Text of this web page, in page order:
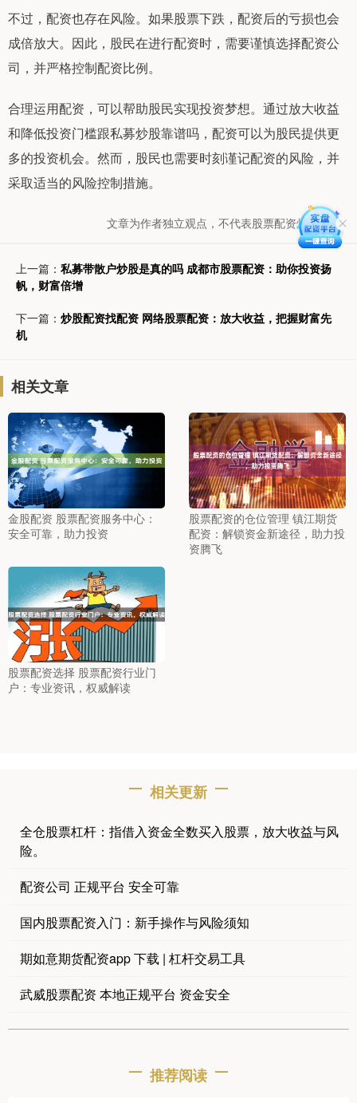
不过，配资也存在风险。如果股票下跌，配资后的亏损也会
成倍放大。因此，股民在进行配资时，需要谨慎选择配资公
司，并严格控制配资比例。
合理运用配资，可以帮助股民实现投资梦想。通过放大收益
和降低投资门槛跟私募炒股靠谱吗，配资可以为股民提供更
多的投资机会。然而，股民也需要时刻谨记配资的风险，并
采取适当的风险控制措施。
文章为作者独立观点，不代表股票配资炒股观点
上一篇： 私募带散户炒股是真的吗 成都市股票配资：助你投资扬
帆，财富倍增
下一篇： 炒股配资找配资 网络股票配资：放大收益，把握财富先
机
相关文章
金股配资 股票配资服务中心：
安全可靠，助力投资
股票配资的仓位管理 镇江期货
配资：解锁资金新途径，助力投
资腾飞
股票配资选择 股票配资行业门
户：专业资讯，权威解读
相关更新
全仓股票杠杆：指借入资金全数买入股票，放大收益与风
险。
配资公司 正规平台 安全可靠
国内股票配资入门：新手操作与风险须知
期如意期货配资app 下载 | 杠杆交易工具
武威股票配资 本地正规平台 资金安全
推荐阅读